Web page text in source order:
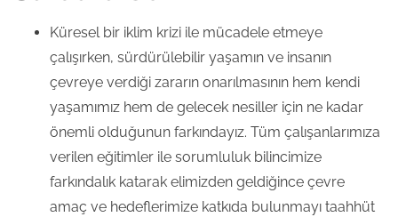
Küresel bir iklim krizi ile mücadele etmeye
çalışırken, sürdürülebilir yaşamın ve insanın
çevreye verdiği zararın onarılmasının hem kendi
yaşamımız hem de gelecek nesiller için ne kadar
önemli olduğunun farkındayız. Tüm çalışanlarımıza
verilen eğitimler ile sorumluluk bilincimize
farkındalık katarak elimizden geldiğince çevre
amaç ve hedeflerimize katkıda bulunmayı taahhüt